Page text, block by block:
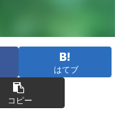
はてブ
コピー